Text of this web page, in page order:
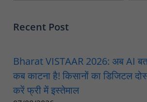
Recent Post
Bharat VISTAAR 2026: अब AI
कब काटना है! किसानों का डिजिटल
करें फ्री में इस्तेमाल